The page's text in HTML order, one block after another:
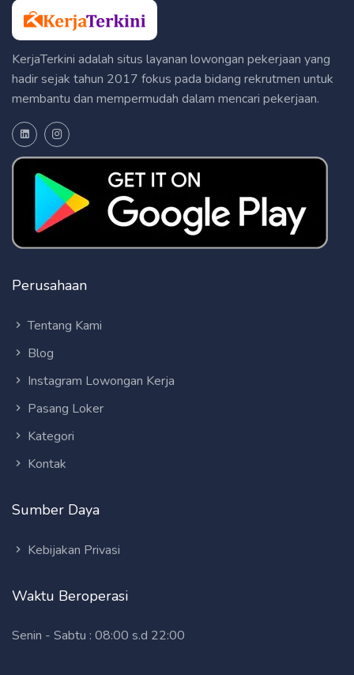
KerjaTerkini adalah situs layanan lowongan pekerjaan yang
hadir sejak tahun 2017 fokus pada bidang rekrutmen untuk
membantu dan mempermudah dalam mencari pekerjaan.
Perusahaan
Tentang Kami
Blog
Instagram Lowongan Kerja
Pasang Loker
Kategori
Kontak
Sumber Daya
Kebijakan Privasi
Waktu Beroperasi
Senin - Sabtu : 08:00 s.d 22:00